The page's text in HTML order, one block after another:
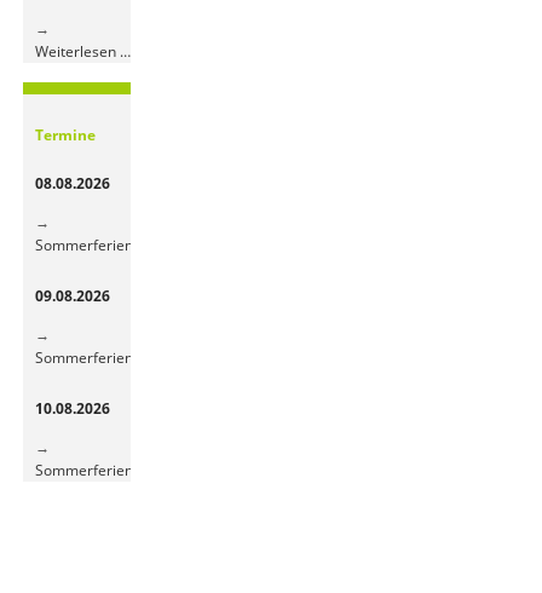
Weiterlesen …Bunte
und
Termine
08.08.2026
Sommerferien
09.08.2026
Sommerferien
10.08.2026
Sommerferien